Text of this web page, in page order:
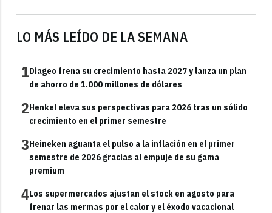
LO MÁS LEÍDO DE LA SEMANA
1Diageo frena su crecimiento hasta 2027 y lanza un plan
de ahorro de 1.000 millones de dólares
2Henkel eleva sus perspectivas para 2026 tras un sólido
crecimiento en el primer semestre
3Heineken aguanta el pulso a la inflación en el primer
semestre de 2026 gracias al empuje de su gama
premium
4Los supermercados ajustan el stock en agosto para
frenar las mermas por el calor y el éxodo vacacional